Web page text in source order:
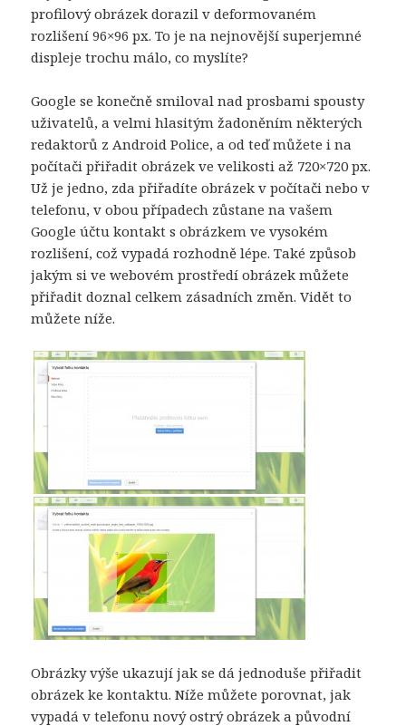
profilový obrázek dorazil v deformovaném
rozlišení 96×96 px. To je na nejnovější superjemné
displeje trochu málo, co myslíte?
Google se konečně smiloval nad prosbami spousty
uživatelů, a velmi hlasitým žadoněním některých
redaktorů z Android Police, a od teď můžete i na
počítači přiřadit obrázek ve velikosti až 720×720 px.
Už je jedno, zda přiřadíte obrázek v počítači nebo v
telefonu, v obou případech zůstane na vašem
Google účtu kontakt s obrázkem ve vysokém
rozlišení, což vypadá rozhodně lépe. Také způsob
jakým si ve webovém prostředí obrázek můžete
přiřadit doznal celkem zásadních změn. Vidět to
můžete níže.
Obrázky výše ukazují jak se dá jednoduše přiřadit
obrázek ke kontaktu. Níže můžete porovnat, jak
vypadá v telefonu nový ostrý obrázek a původní